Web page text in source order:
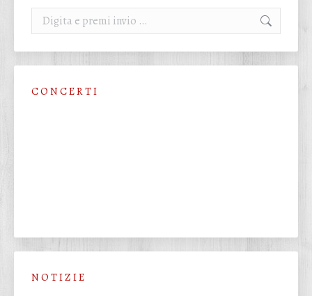
Cerca:
C O N C E R T I
N O T I Z I E